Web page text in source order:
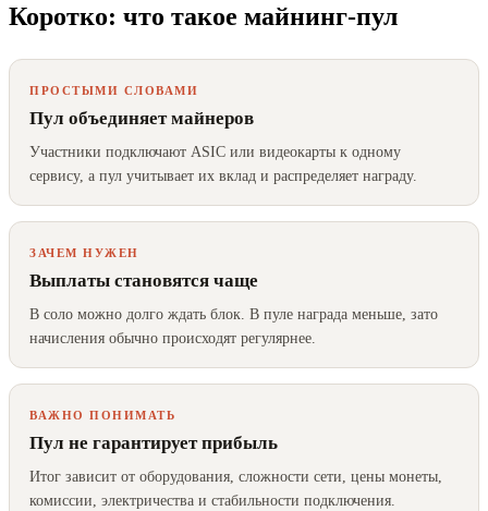
Коротко: что такое майнинг-пул
ПРОСТЫМИ СЛОВАМИ
Пул объединяет майнеров
Участники подключают ASIC или видеокарты к одному
сервису, а пул учитывает их вклад и распределяет награду.
ЗАЧЕМ НУЖЕН
Выплаты становятся чаще
В соло можно долго ждать блок. В пуле награда меньше, зато
начисления обычно происходят регулярнее.
ВАЖНО ПОНИМАТЬ
Пул не гарантирует прибыль
Итог зависит от оборудования, сложности сети, цены монеты,
комиссии, электричества и стабильности подключения.